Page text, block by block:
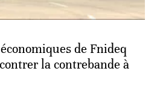
de Fnideq
la contrebande à